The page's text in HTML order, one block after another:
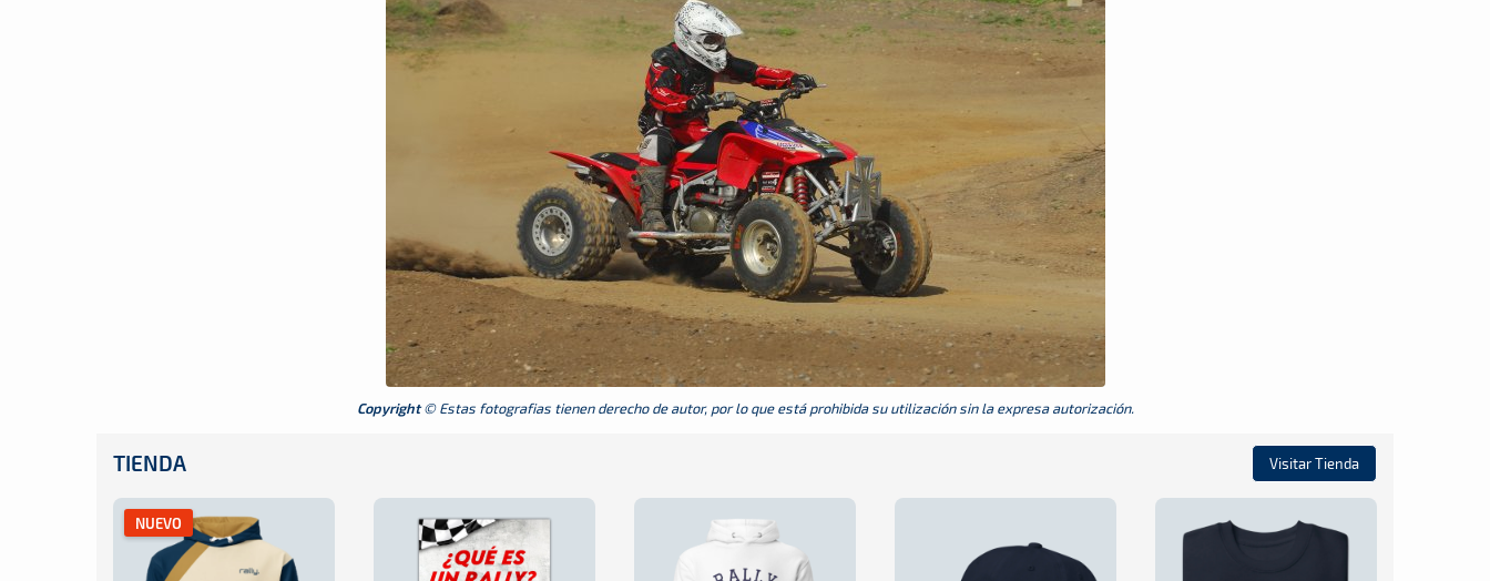
Copyright© Estas fotografias tienen derecho de autor, por lo que está prohibida su utilización sin la expresa autorización.
TIENDA Visitar Tienda
NUEVO